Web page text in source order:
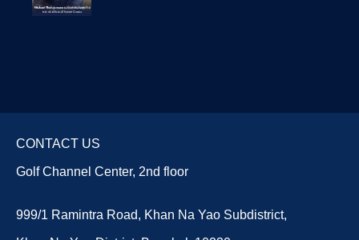
CONTACT US
Golf Channel Center, 2nd floor
999/1 Ramintra Road, Khan Na Yao Subdistrict,